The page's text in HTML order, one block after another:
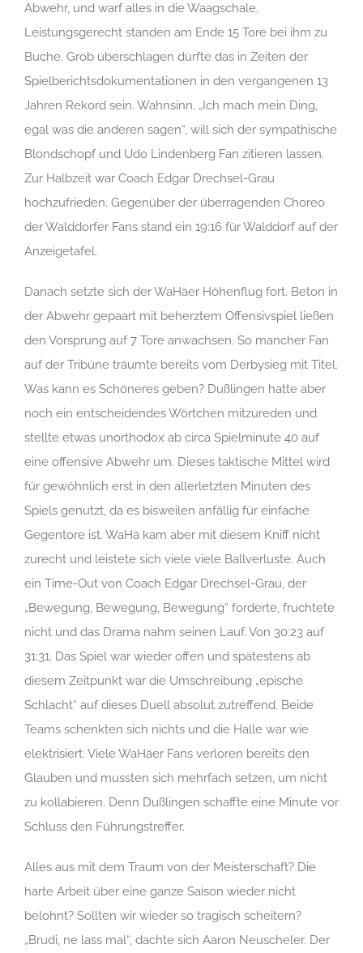
Abwehr, und warf alles in die Waagschale.
Leistungsgerecht standen am Ende 15 Tore bei ihm zu
Buche. Grob überschlagen dürfte das in Zeiten der
Spielberichtsdokumentationen in den vergangenen 13
Jahren Rekord sein. Wahnsinn. „Ich mach mein Ding,
egal was die anderen sagen“, will sich der sympathische
Blondschopf und Udo Lindenberg Fan zitieren lassen.
Zur Halbzeit war Coach Edgar Drechsel-Grau
hochzufrieden. Gegenüber der überragenden Choreo
der Walddorfer Fans stand ein 19:16 für Walddorf auf der
Anzeigetafel.
Danach setzte sich der WaHäer Höhenflug fort. Beton in
der Abwehr gepaart mit beherztem Offensivspiel ließen
den Vorsprung auf 7 Tore anwachsen. So mancher Fan
auf der Tribüne träumte bereits vom Derbysieg mit Titel.
Was kann es Schöneres geben? Dußlingen hatte aber
noch ein entscheidendes Wörtchen mitzureden und
stellte etwas unorthodox ab circa Spielminute 40 auf
eine offensive Abwehr um. Dieses taktische Mittel wird
für gewöhnlich erst in den allerletzten Minuten des
Spiels genutzt, da es bisweilen anfällig für einfache
Gegentore ist. WaHä kam aber mit diesem Kniff nicht
zurecht und leistete sich viele viele Ballverluste. Auch
ein Time-Out von Coach Edgar Drechsel-Grau, der
„Bewegung, Bewegung, Bewegung“ forderte, fruchtete
nicht und das Drama nahm seinen Lauf. Von 30:23 auf
31:31. Das Spiel war wieder offen und spätestens ab
diesem Zeitpunkt war die Umschreibung „epische
Schlacht“ auf dieses Duell absolut zutreffend. Beide
Teams schenkten sich nichts und die Halle war wie
elektrisiert. Viele WaHäer Fans verloren bereits den
Glauben und mussten sich mehrfach setzen, um nicht
zu kollabieren. Denn Dußlingen schaffte eine Minute vor
Schluss den Führungstreffer.
Alles aus mit dem Traum von der Meisterschaft? Die
harte Arbeit über eine ganze Saison wieder nicht
belohnt? Sollten wir wieder so tragisch scheitern?
„Brudi, ne lass mal“, dachte sich Aaron Neuscheler. Der